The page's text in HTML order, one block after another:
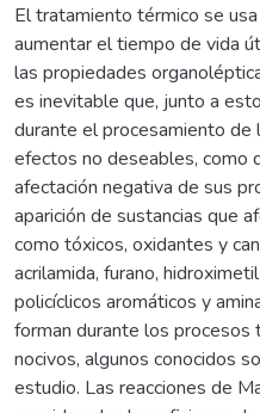
El tratamiento térmico se
aumentar el tiempo de vida
las propiedades
es inevitable que, junto a
durante el procesamiento de
efectos no deseables, como
afectación negativa de sus
aparición de sustancias que
como tóxicos, oxidantes y
acrilamida, furano,
policíclicos aromáticos y
forman durante los procesos
nocivos, algunos conocidos
estudio. Las reacciones de